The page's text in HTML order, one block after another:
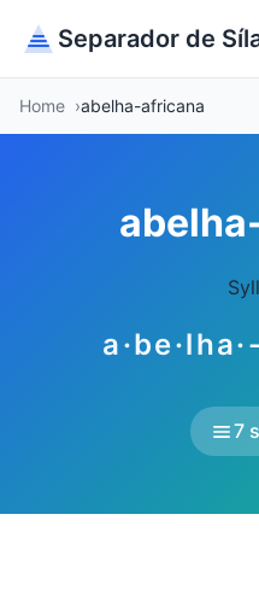
Separador de
Home abelha-africana
7